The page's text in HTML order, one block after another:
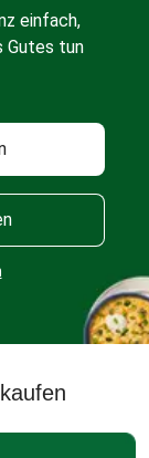
einfach,
Gutes tun